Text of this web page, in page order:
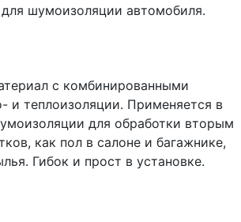
шумоизоляции автомобиля.
с комбинированными
и теплоизоляции. Применяется в
для обработки вторым
как пол в салоне и багажнике,
Гибок и прост в установке.